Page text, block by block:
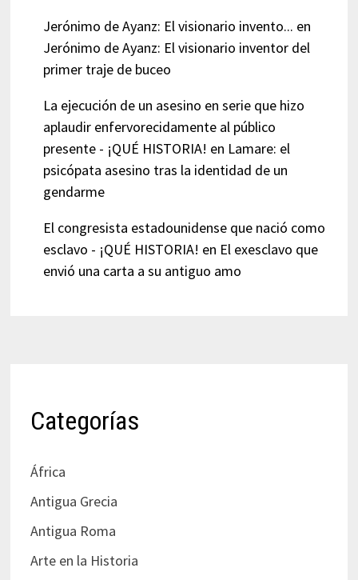
Jerónimo de Ayanz: El visionario invento... en
Jerónimo de Ayanz: El visionario inventor del
primer traje de buceo
La ejecución de un asesino en serie que hizo
aplaudir enfervorecidamente al público
presente - ¡QUÉ HISTORIA! en Lamare: el
psicópata asesino tras la identidad de un
gendarme
El congresista estadounidense que nació como
esclavo - ¡QUÉ HISTORIA! en El exesclavo que
envió una carta a su antiguo amo
Categorías
África
Antigua Grecia
Antigua Roma
Arte en la Historia